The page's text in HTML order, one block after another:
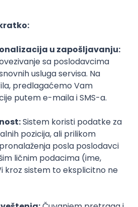
je snažnija, ona greje,
drugu pomaže da se telo lakše
Izvor: www.alo.rs